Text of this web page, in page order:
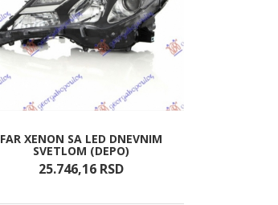
FAR XENON SA LED DNEVNIM
SVETLOM (DEPO)
25.746,16 RSD